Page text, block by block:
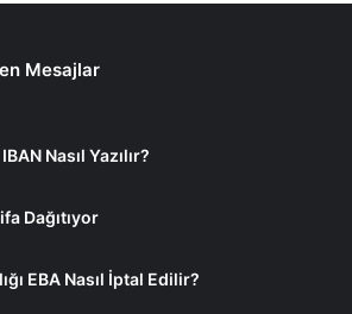
sorunudur. Erken tanı, düzenli
desteğiyle bu rahatsızlığın
nazik davranmak ve doğal içerikli
Mesajlar
Nasıl Yazılır?
Dağıtıyor
EBA Nasıl İptal Edilir?